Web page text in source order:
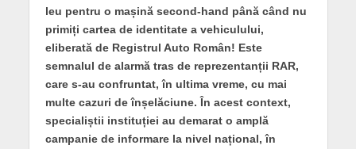
leu pentru o mașină second-hand până când nu
primiți cartea de identitate a vehiculului,
eliberată de Registrul Auto Român! Este
semnalul de alarmă tras de reprezentanții RAR,
care s-au confruntat, în ultima vreme, cu mai
multe cazuri de înșelăciune. În acest context,
specialiștii instituției au demarat o amplă
campanie de informare la nivel național, în